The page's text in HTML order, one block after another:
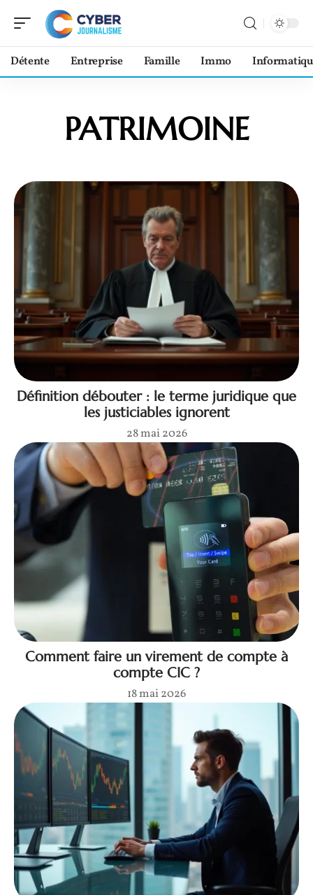
Détente Entreprise Famille Immo
PATRIMOINE
Définition débouter : le terme juridique que
les justiciables ignorent
28 mai 2026
Comment faire un virement de compte à
compte CIC ?
18 mai 2026